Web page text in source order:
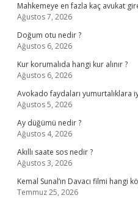
Mahkemeye en fazla kaç avukat
Ağustos 7, 2026
Doğum otu nedir ?
Ağustos 6, 2026
Kur korumalıda hangi kur alınır ?
Ağustos 6, 2026
Avokado faydaları yumurtalıklara
Ağustos 5, 2026
Ay düğümü nedir ?
Ağustos 4, 2026
Akıllı saate sos nedir ?
Ağustos 3, 2026
Kemal Sunal’ın Davacı filmi hangi
Temmuz 25, 2026